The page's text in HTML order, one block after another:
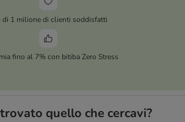
di 1 milione di clienti soddisfatti
fino al 7% con bitiba Zero Stress
quello che cercavi?